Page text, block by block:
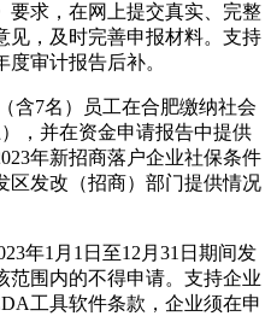
要求，在网上提交真实、完整
见，及时完善申报材料。支持
审计报告后补。
含7名）员工在合肥缴纳社会
，并在资金申请报告中提供
年新招商落户企业社保条件
区发改（招商）部门提供情况
年1月1日至12月31日期间发
范围内的不得申请。支持企业
工具软件条款，企业须在申